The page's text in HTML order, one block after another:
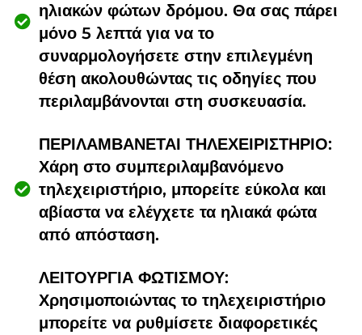
ηλιακών φώτων δρόμου. Θα σας πάρει
μόνο 5 λεπτά για να το
συναρμολογήσετε στην επιλεγμένη
θέση ακολουθώντας τις οδηγίες που
περιλαμβάνονται στη συσκευασία.
ΠΕΡΙΛΑΜΒΑΝΕΤΑΙ ΤΗΛΕΧΕΙΡΙΣΤΗΡΙΟ:
Χάρη στο συμπεριλαμβανόμενο
τηλεχειριστήριο, μπορείτε εύκολα και
αβίαστα να ελέγχετε τα ηλιακά φώτα
από απόσταση.
ΛΕΙΤΟΥΡΓΙΑ ΦΩΤΙΣΜΟΥ:
Χρησιμοποιώντας το τηλεχειριστήριο
μπορείτε να ρυθμίσετε διαφορετικές